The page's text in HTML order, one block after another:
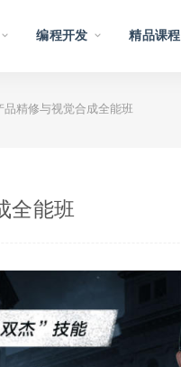
编程开发 精品课程
品精修与视觉合成全能班
全能班